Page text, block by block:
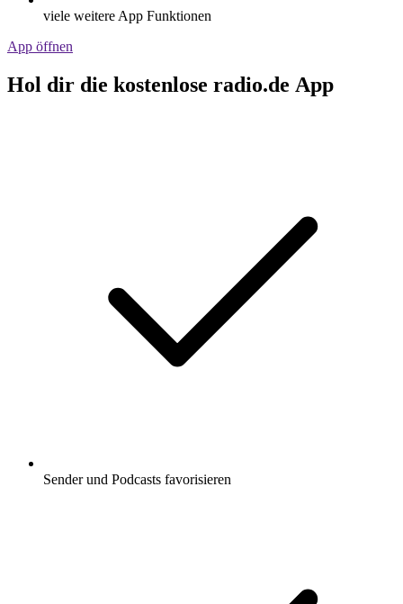
viele weitere App Funktionen
App öffnen
Hol dir die kostenlose radio.de App
Sender und Podcasts favorisieren